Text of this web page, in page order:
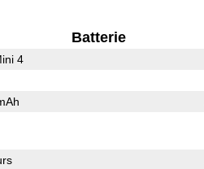
Batterie
4